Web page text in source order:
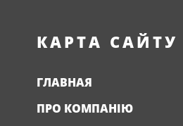
КАРТА САЙТУ
ГЛАВНАЯ
ПРО КОМПАНІЮ